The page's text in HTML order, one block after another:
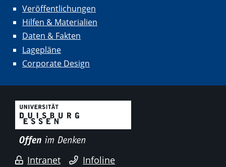
Veröffentlichungen
Hilfen & Materialien
Daten & Fakten
Lagepläne
Corporate Design
Intranet Infoline